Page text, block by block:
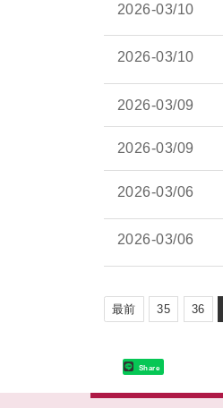
2026-03/10
2026-03/10
2026-03/09
2026-03/09
2026-03/06
2026-03/06
最前 35 36
Share